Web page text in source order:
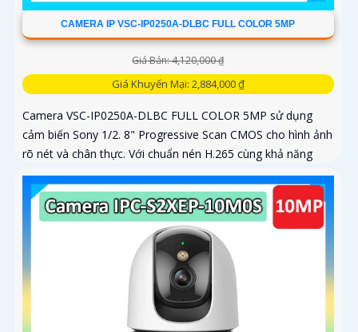
CAMERA IP VSC-IP0250A-DLBC FULL COLOR 5MP
Giá Bán: 4,120,000 ₫
Giá Khuyến Mại: 2,884,000 ₫
Camera VSC-IP0250A-DLBC FULL COLOR 5MP sử dụng
cảm biến Sony 1/2. 8" Progressive Scan CMOS cho hình ảnh
rõ nét và chân thực. Với chuẩn nén H.265 cùng khả năng
zoom quang 4X...